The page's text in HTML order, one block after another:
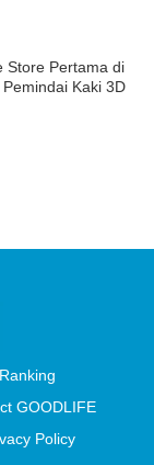
Store Pertama di
Kaki 3D
Ranking
GOODLIFE
Policy